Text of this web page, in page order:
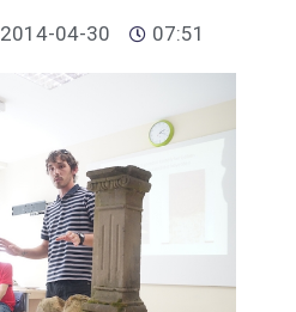
2014-04-30 07:51